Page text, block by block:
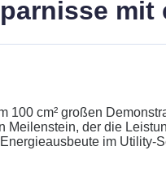
mit
100 cm² großen
Meilenstein, der die
im Utility-